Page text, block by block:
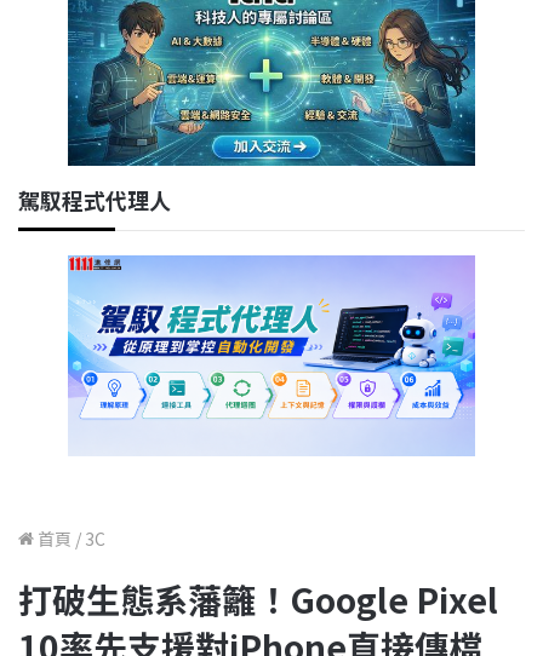
駕馭程式代理人